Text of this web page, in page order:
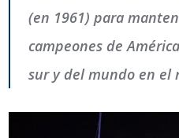
(en 1961) para
campeones de
sur y del mundo en el